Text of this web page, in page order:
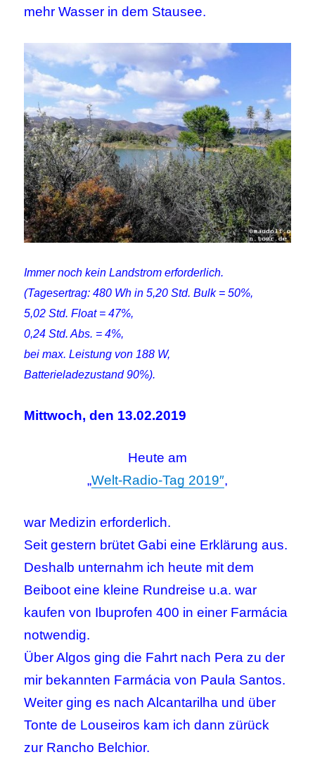
mehr Wasser in dem Stausee.
Immer noch kein Landstrom erforderlich.
(Tagesertrag: 480 Wh in 5,20 Std. Bulk = 50%,
5,02 Std. Float = 47%,
0,24 Std. Abs. = 4%,
bei max. Leistung von 188 W,
Batterieladezustand 90%).
Mittwoch, den 13.02.2019
Heute am
„Welt-Radio-Tag 2019″,
war Medizin erforderlich.
Seit gestern brütet Gabi eine Erklärung aus.
Deshalb unternahm ich heute mit dem
Beiboot eine kleine Rundreise u.a. war
kaufen von Ibuprofen 400 in einer Farmácia
notwendig.
Über Algos ging die Fahrt nach Pera zu der
mir bekannten Farmácia von Paula Santos.
Weiter ging es nach Alcantarilha und über
Tonte de Louseiros kam ich dann zürück
zur Rancho Belchior.